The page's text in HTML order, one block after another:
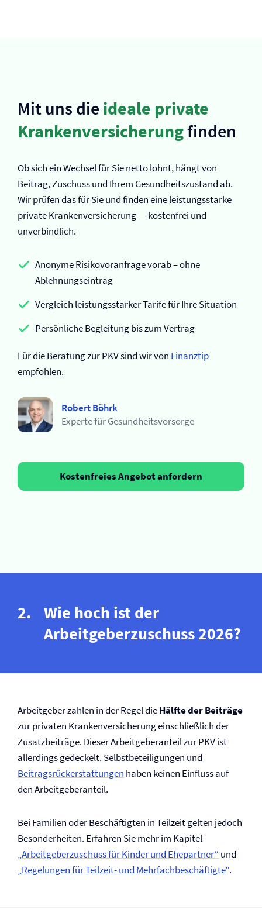
Mit uns die ideale private
Kranken­versicherungfinden
Ob sich ein Wechsel für Sie netto lohnt, hängt von
Beitrag, Zuschuss und Ihrem Gesundheitszustand ab.
Wir prüfen das für Sie und finden eine leistungsstarke
private Kranken­versicherung — kostenfrei und
unverbindlich.
Anonyme Risikovoranfrage vorab – ohne
Ablehnungseintrag
Vergleich leistungsstarker Tarife für Ihre Situation
Persönliche Begleitung bis zum Vertrag
Für die Beratung zur PKV sind wir von Finanztip
empfohlen.
Robert Böhrk
Experte für Gesundheitsvorsorge
Kostenfreies Angebot anfordern
Wie hoch ist der
Arbeitgeberzuschuss 2026?
Arbeitgeber zahlen in der Regel dieHälfte der Beiträge
zur privaten Kranken­versicherung einschließlich der
Zusatzbeiträge. Dieser Arbeitgeberanteil zur PKV ist
allerdings gedeckelt. Selbst­beteiligungen und
Beitragsrückerstattungen haben keinen Einfluss auf
den Arbeitgeberanteil.
Bei Familien oder Beschäftigten in Teilzeit gelten jedoch
Besonderheiten. Erfahren Sie mehr im Kapitel
„Arbeitgeberzuschuss für Kinder und Ehepartner“ und
„Regelungen für Teilzeit- und Mehrfachbeschäftigte“.